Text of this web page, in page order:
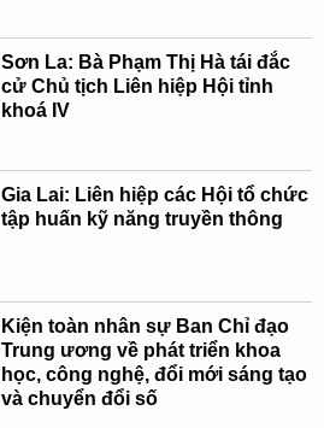
Sơn La: Bà Phạm Thị Hà tái đắc
cử Chủ tịch Liên hiệp Hội tỉnh
khoá IV
Gia Lai: Liên hiệp các Hội tổ chức
tập huấn kỹ năng truyền thông
Kiện toàn nhân sự Ban Chỉ đạo
Trung ương về phát triển khoa
học, công nghệ, đổi mới sáng tạo
và chuyển đổi số